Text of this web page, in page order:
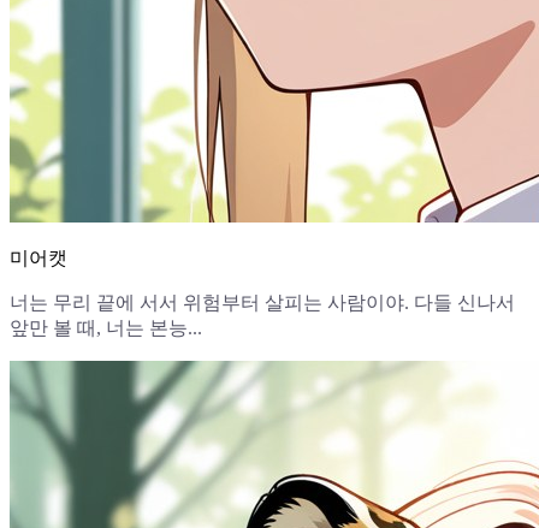
미어캣
너는 무리 끝에 서서 위험부터 살피는 사람이야. 다들 신나서
앞만 볼 때, 너는 본능...